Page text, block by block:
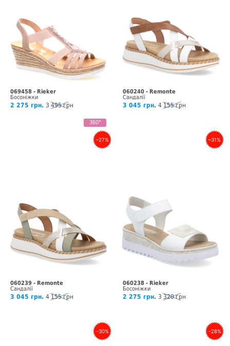
069458 - Rieker
Босоніжки
2 275 грн. 3 495 грн
360°
060240 - Remonte
Сандалії
3 045 грн. 4 155 грн
–27%
060239 - Remonte
Сандалії
3 045 грн. 4 155 грн
–31%
060238 - Rieker
Босоніжки
2 275 грн. 3 320 грн
–30% –28%